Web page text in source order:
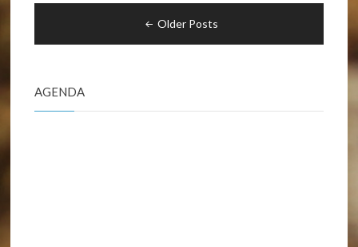
Older Posts
AGENDA